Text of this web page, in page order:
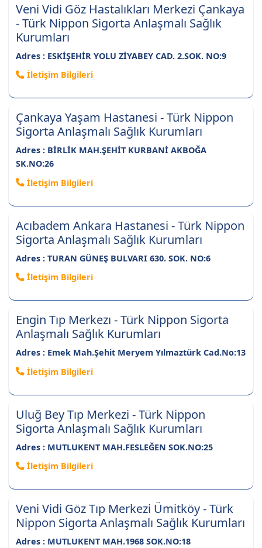
Veni Vidi Göz Hastalıkları Merkezi Çankaya
- Türk Nippon Sigorta Anlaşmalı Sağlık
Kurumları
Adres : ESKİŞEHİR YOLU ZİYABEY CAD. 2.SOK. NO:9
İletişim Bilgileri
Çankaya Yaşam Hastanesi - Türk Nippon
Sigorta Anlaşmalı Sağlık Kurumları
Adres : BİRLİK MAH.ŞEHİT KURBANİ AKBOĞA
SK.NO:26
İletişim Bilgileri
Acıbadem Ankara Hastanesi - Türk Nippon
Sigorta Anlaşmalı Sağlık Kurumları
Adres : TURAN GÜNEŞ BULVARI 630. SOK. NO:6
İletişim Bilgileri
Engin Tıp Merkezı - Türk Nippon Sigorta
Anlaşmalı Sağlık Kurumları
Adres : Emek Mah.Şehit Meryem Yılmaztürk Cad.No:13
İletişim Bilgileri
Uluğ Bey Tıp Merkezi - Türk Nippon
Sigorta Anlaşmalı Sağlık Kurumları
Adres : MUTLUKENT MAH.FESLEĞEN SOK.NO:25
İletişim Bilgileri
Veni Vidi Göz Tıp Merkezi Ümitköy - Türk
Nippon Sigorta Anlaşmalı Sağlık Kurumları
Adres : MUTLUKENT MAH.1968 SOK.NO:18